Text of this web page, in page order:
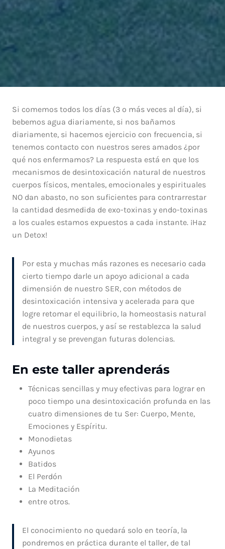
Si comemos todos los días (3 o más veces al día), si
bebemos agua diariamente, si nos bañamos
diariamente, si hacemos ejercicio con frecuencia, si
tenemos contacto con nuestros seres amados ¿por
qué nos enfermamos? La respuesta está en que los
mecanismos de desintoxicación natural de nuestros
cuerpos físicos, mentales, emocionales y espirituales
NO dan abasto, no son suficientes para contrarrestar
la cantidad desmedida de exo-toxinas y endo-toxinas
a los cuales estamos expuestos a cada instante. ¡Haz
un Detox!
Por esta y muchas más razones es necesario cada
cierto tiempo darle un apoyo adicional a cada
dimensión de nuestro SER, con métodos de
desintoxicación intensiva y acelerada para que
logre retomar el equilibrio, la homeostasis natural
de nuestros cuerpos, y así se restablezca la salud
integral y se prevengan futuras dolencias.
En este taller aprenderás
Técnicas sencillas y muy efectivas para lograr en
poco tiempo una desintoxicación profunda en las
cuatro dimensiones de tu Ser: Cuerpo, Mente,
Emociones y Espíritu.
Monodietas
Ayunos
Batidos
El Perdón
La Meditación
entre otros.
El conocimiento no quedará solo en teoría, la
pondremos en práctica durante el taller, de tal